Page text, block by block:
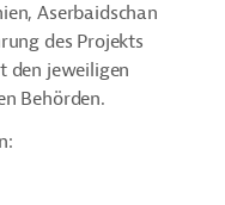
Aserbaidschan
des Projekts
den jeweiligen
Behörden.